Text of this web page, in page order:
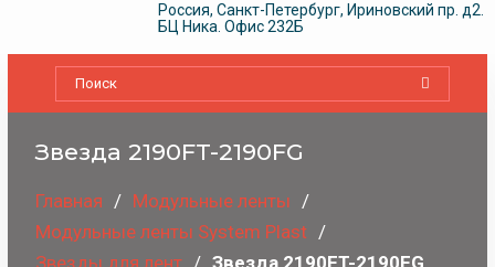
Россия, Санкт-Петербург, Ириновский пр. д2.
БЦ Ника. Офис 232Б
Звезда 2190FT-2190FG
Главная
Модульные ленты
Модульные ленты System Plast